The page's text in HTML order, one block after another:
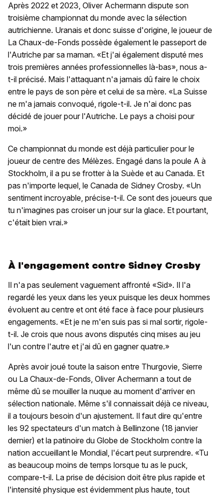
Après 2022 et 2023, Oliver Achermann dispute son
troisième championnat du monde avec la sélection
autrichienne. Uranais et donc suisse d'origine, le joueur de
La Chaux-de-Fonds possède également le passeport de
l'Autriche par sa maman. «Et j'ai également disputé mes
trois premières années professionnelles là-bas», nous a-
t-il précisé. Mais l'attaquant n'a jamais dû faire le choix
entre le pays de son père et celui de sa mère. «La Suisse
ne m'a jamais convoqué, rigole-t-il. Je n'ai donc pas
décidé de jouer pour l'Autriche. Le pays a choisi pour
moi.»
Ce championnat du monde est déjà particulier pour le
joueur de centre des Mélèzes. Engagé dans la poule A à
Stockholm, il a pu se frotter à la Suède et au Canada. Et
pas n'importe lequel, le Canada de Sidney Crosby. «Un
sentiment incroyable, précise-t-il. Ce sont des joueurs que
tu n'imagines pas croiser un jour sur la glace. Et pourtant,
c'était bien vrai.»
À l'engagement contre Sidney Crosby
Il n'a pas seulement vaguement affronté «Sid». Il l'a
regardé les yeux dans les yeux puisque les deux hommes
évoluent au centre et ont été face à face pour plusieurs
engagements. «Et je ne m'en suis pas si mal sortir, rigole-
t-il. Je crois que nous avons disputés cinq mises au jeu
l'un contre l'autre et j'ai dû en gagner quatre.»
Après avoir joué toute la saison entre Thurgovie, Sierre
ou La Chaux-de-Fonds, Oliver Achermann a tout de
même dû se mouiller la nuque au moment d'arriver en
sélection nationale. Même s'il connaissait déjà ce niveau,
il a toujours besoin d'un ajustement. Il faut dire qu'entre
les 92 spectateurs d'un match à Bellinzone (18 janvier
dernier) et la patinoire du Globe de Stockholm contre la
nation accueillant le Mondial, l'écart peut surprendre. «Tu
as beaucoup moins de temps lorsque tu as le puck,
compare-t-il. La prise de décision doit être plus rapide et
l'intensité physique est évidemment plus haute, tout